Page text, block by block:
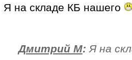
Я на складе КБ нашего
Дмитрий М: Я на